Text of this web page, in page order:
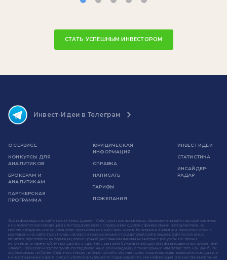
СТАТЬ УСПЕШНЫМ ИНВЕСТОРОМ
Инвест-Идеи в Телеграм
О СЕРВИСЕ
КОНКУРСЫ ДЛЯ
АНАЛИТИКОВ
БРОКЕРАМ И
АНАЛИТИКАМ
ПАРТНЕРСКАЯ
ПРОГРАММА
ЮРИДИЧЕСКАЯ
ИНФОРМАЦИЯ
СПРАВКА
НАПИСАТЬ
ТАРИФЫ
ПОЖЕЛАНИЯ
ИНВЕСТ ИДЕИ
СТАТИСТИКА
ИНСАЙДЕР-
РАДАР
Вся информация на сайте invest-idei.ru (далее - Сайт) носит исключительно образовательный и научный характер
и не является рекомендацией или предложением к совершению сделок с финансовыми инструментами. Вы
можете следовать или не следовать прогнозам на свой страх и риск. Компании и аналитики, прогнозы которых
размещены на сайте invest-idei.ru, являются независимыми от создателей сайта лицами. Сайт invest-idei.ru
является агрегатором информации, размещенной указанными лицами на интернет-ресурсах и в прочих
источниках, а также публичных данных о сделках с ценными бумагами или другими финансовыми инструментами.
Клиенты брокеров могут получать по подписке иные рекомендации, а также раньше или позже того, как они были
опубликованы на Сайте. Сайт invest-idei.ru не берет на себя обязательство корректировать аналитические данные
и инвестиционные идеи в связи с утратой актуальности содержащейся в них информации, а также при выявлении